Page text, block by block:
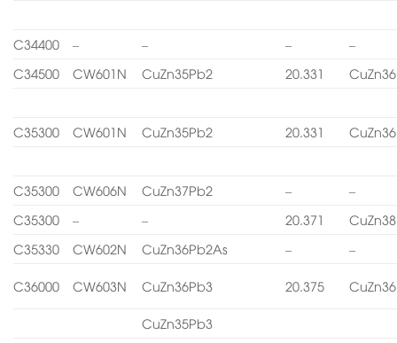
C34400 – – –
–
C34500
CW601N CuZn35Pb2 20.331
C35300 CW601N CuZn35Pb2 20.331
C35300 CW606N CuZn37Pb2 –
–
C35300
– – 20.371
C35330
CW602N CuZn36Pb2As – –
C36000 CW603N CuZn36Pb3 20.375
CuZn35Pb3